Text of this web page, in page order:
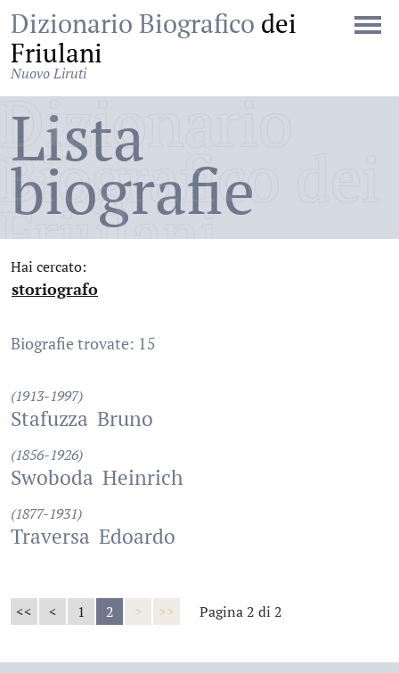
Dizionario Biografico dei
Friulani
Nuovo Liruti
Dizionario
Biografico dei
Friulani
Lista
biografie
Hai cercato:
storiografo
Biografie trovate: 15
(1913-1997)
Stafuzza Bruno
(1856-1926)
Swoboda Heinrich
(1877-1931)
Traversa Edoardo
<< < 1 2 > >> Pagina 2 di 2